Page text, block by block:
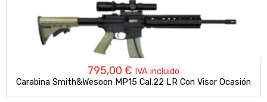
795,00 € IVA incluido
Carabina Smith&Wesoon MP15 Cal.22 LR Con Visor Ocasión